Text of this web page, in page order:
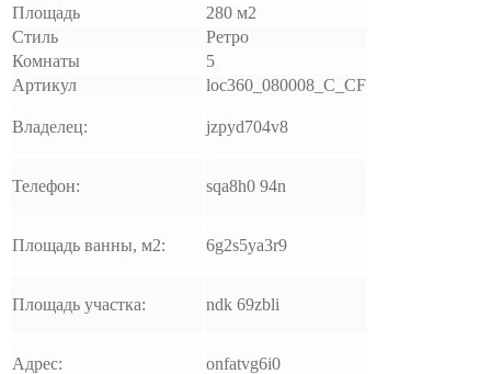
Площадь
280 м2
Стиль
Ретро
Комнаты
5
Артикул
loc360_080008_C_CF
Владелец: jzpyd704v8
Телефон: sqa8h0 94n
Площадь ванны, м2: 6g2s5ya3r9
Площадь участка: ndk 69zbli
Адрес: onfatvg6i0